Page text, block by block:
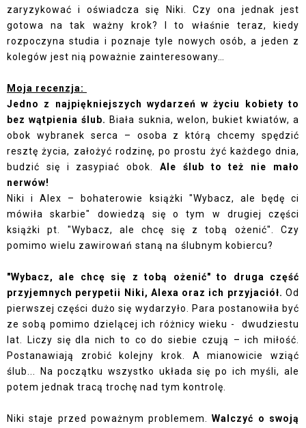
zaryzykować i oświadcza się Niki. Czy ona jednak jest
gotowa na tak ważny krok? I to właśnie teraz, kiedy
rozpoczyna studia i poznaje tyle nowych osób, a jeden z
kolegów jest nią poważnie zainteresowany…
Moja recenzja:
Jedno z najpiękniejszych wydarzeń w życiu kobiety to
bez wątpienia ślub. Biała suknia, welon, bukiet kwiatów, a
obok wybranek serca – osoba z którą chcemy spędzić
resztę życia, założyć rodzinę, po prostu żyć każdego dnia,
budzić się i zasypiać obok. Ale ślub to też nie mało
nerwów!
Niki i Alex – bohaterowie książki "Wybacz, ale będę ci
mówiła skarbie" dowiedzą się o tym w drugiej części
książki pt. "Wybacz, ale chcę się z tobą ożenić". Czy
pomimo wielu zawirowań staną na ślubnym kobiercu?
"Wybacz, ale chcę się z tobą ożenić" to druga część
przyjemnych perypetii Niki, Alexa oraz ich przyjaciół. Od
pierwszej części dużo się wydarzyło. Para postanowiła być
ze sobą pomimo dzielącej ich różnicy wieku - dwudziestu
lat. Liczy się dla nich to co do siebie czują – ich miłość.
Postanawiają zrobić kolejny krok. A mianowicie wziąć
ślub... Na początku wszystko układa się po ich myśli, ale
potem jednak tracą trochę nad tym kontrolę.
Niki staje przed poważnym problemem.Walczyć o swoją